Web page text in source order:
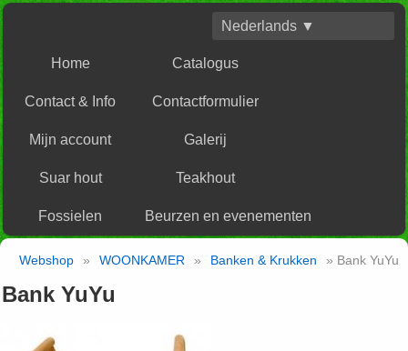
Nederlands ▼
Home Catalogus
Contact & Info Contactformulier
Mijn account Galerij
Suar hout Teakhout
Fossielen Beurzen en evenementen
Webshop » WOONKAMER » Banken & Krukken » Bank YuYu
Bank YuYu